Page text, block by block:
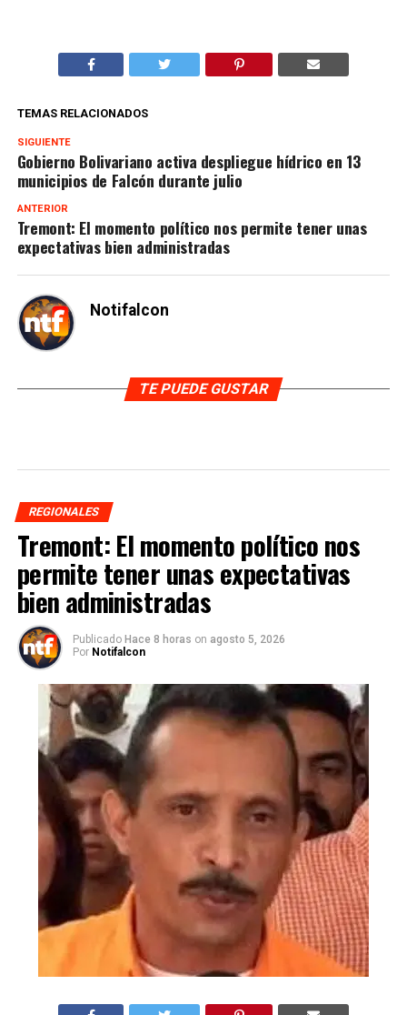
TEMAS RELACIONADOS
SIGUIENTE
Gobierno Bolivariano activa despliegue hídrico en 13
municipios de Falcón durante julio
ANTERIOR
Tremont: El momento político nos permite tener unas
expectativas bien administradas
Notifalcon
TE PUEDE GUSTAR
REGIONALES
Tremont: El momento político nos
permite tener unas expectativas
bien administradas
Publicado Hace 8 horas on agosto 5, 2026
Por Notifalcon